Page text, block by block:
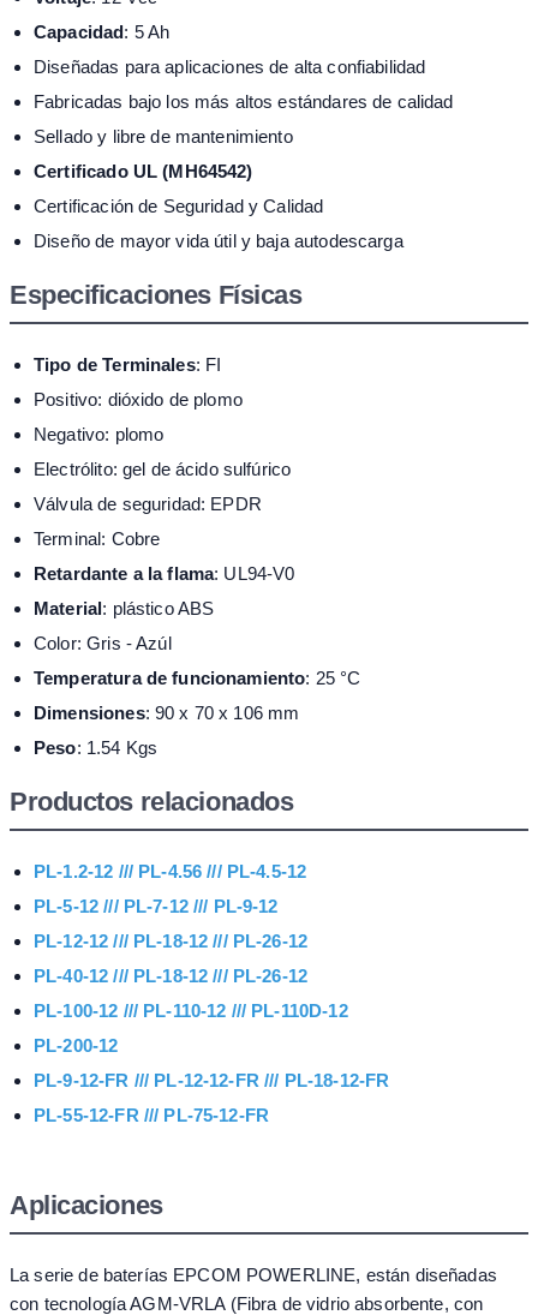
Capacidad: 5 Ah
Diseñadas para aplicaciones de alta confiabilidad
Fabricadas bajo los más altos estándares de calidad
Sellado y libre de mantenimiento
Certificado UL (MH64542)
Certificación de Seguridad y Calidad
Diseño de mayor vida útil y baja autodescarga
Especificaciones Físicas
Tipo de Terminales: FI
Positivo: dióxido de plomo
Negativo: plomo
Electrólito: gel de ácido sulfúrico
Válvula de seguridad: EPDR
Terminal: Cobre
Retardante a la flama: UL94-V0
Material: plástico ABS
Color: Gris - Azúl
Temperatura de funcionamiento: 25 °C
Dimensiones: 90 x 70 x 106 mm
Peso: 1.54 Kgs
Productos relacionados
PL-1.2-12 /// PL-4.56 /// PL-4.5-12
PL-5-12 /// PL-7-12 /// PL-9-12
PL-12-12 /// PL-18-12 /// PL-26-12
PL-40-12 /// PL-18-12 /// PL-26-12
PL-100-12 /// PL-110-12 /// PL-110D-12
PL-200-12
PL-9-12-FR /// PL-12-12-FR /// PL-18-12-FR
PL-55-12-FR /// PL-75-12-FR
Aplicaciones
La serie de baterías EPCOM POWERLINE, están diseñadas
con tecnología AGM-VRLA (Fibra de vidrio absorbente, con